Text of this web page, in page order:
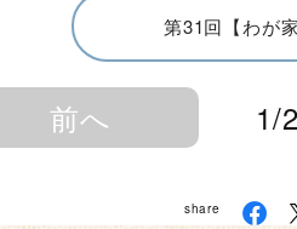
第31回【わが
前へ 1/
share